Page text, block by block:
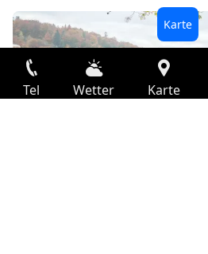
Tel Wetter Karte